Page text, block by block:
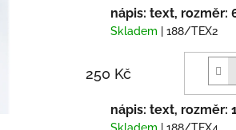
nápis: text, rozměr:
Skladem | 188/TEX2
250 Kč
nápis: text, rozměr:
Skladem | 188/TEX4